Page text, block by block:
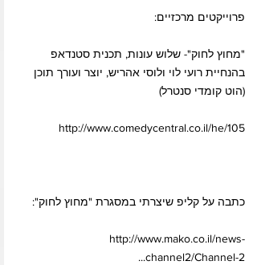
פרוייקטים מרכזיים:
"מחוץ לחוק"- שלוש עונות, תכנית סטנדאפ
בהנחיית רועי לוי ולוסי אהריש, יוצר ועורך תוכן
(הוט קומדי סנטרל)
http://www.comedycentral.co.il/he/105
כתבה על קליפ שיצרתי במסגרת "מחוץ לחוק":
http://www.mako.co.il/news-
channel2/Channel-2...